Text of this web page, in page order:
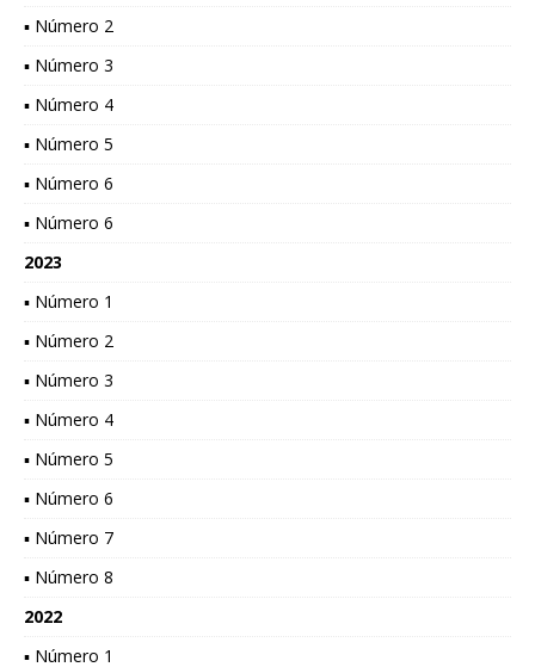
▪ Número 2
▪ Número 3
▪ Número 4
▪ Número 5
▪ Número 6
▪ Número 6
2023
▪ Número 1
▪ Número 2
▪ Número 3
▪ Número 4
▪ Número 5
▪ Número 6
▪ Número 7
▪ Número 8
2022
▪ Número 1